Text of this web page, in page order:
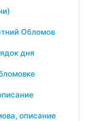
Обломов
дня
описание